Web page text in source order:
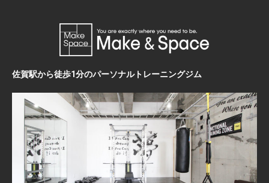
佐賀駅から徒歩1分のパーソナルトレーニングジム